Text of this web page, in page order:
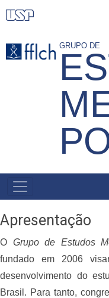
Pular
conteúdo
GRUPO DE
NAVEGAÇÃO
PRINCIPAL
Apresentação
O Grupo de Estudos
fundado em 2006
desenvolvimento do
Brasil. Para tanto,